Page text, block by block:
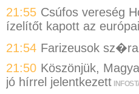
21:55 Csúfos vereség
ízelítőt kapott az
21:54 Farizeusok
21:50 Köszönjük,
jó hírrel jelentkezett